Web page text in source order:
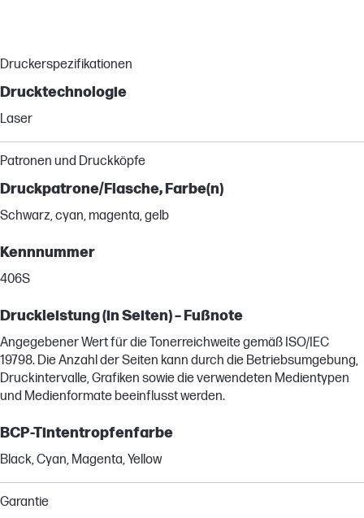
Druckerspezifikationen
Drucktechnologie
Laser
Patronen und Druckköpfe
Druckpatrone/Flasche, Farbe(n)
Schwarz, cyan, magenta, gelb
Kennnummer
406S
Druckleistung (in Seiten) – Fußnote
Angegebener Wert für die Tonerreichweite gemäß ISO/IEC
19798. Die Anzahl der Seiten kann durch die Betriebsumgebung,
Druckintervalle, Grafiken sowie die verwendeten Medientypen
und Medienformate beeinflusst werden.
BCP-Tintentropfenfarbe
Black, Cyan, Magenta, Yellow
Garantie